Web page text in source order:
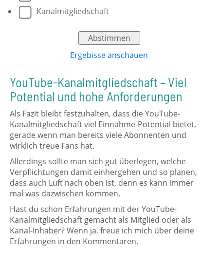
Kanalmitgliedschaft
Ergebisse anschauen
YouTube-Kanalmitgliedschaft – Viel
Potential und hohe Anforderungen
Als Fazit bleibt festzuhalten, dass die YouTube-
Kanalmitgliedschaft viel Einnahme-Potential bietet,
gerade wenn man bereits viele Abonnenten und
wirklich treue Fans hat.
Allerdings sollte man sich gut überlegen, welche
Verpflichtungen damit einhergehen und so planen,
dass auch Luft nach oben ist, denn es kann immer
mal was dazwischen kommen.
Hast du schon Erfahrungen mit der YouTube-
Kanalmitgliedschaft gemacht als Mitglied oder als
Kanal-Inhaber? Wenn ja, freue ich mich über deine
Erfahrungen in den Kommentaren.